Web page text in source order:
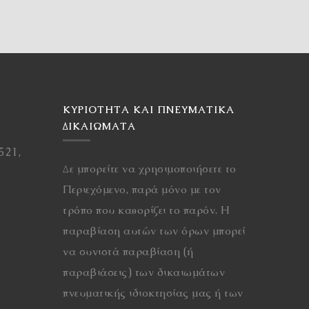
ΚΥΡΙΌΤΗΤΑ ΚΑΙ ΠΝΕΥΜΑΤΙΚΆ
ΔΙΚΑΙΏΜΑΤΑ
Δε μπορείτε να χρησιμοποιήσετε το
Περιεχόμενο, παρά μόνο με τον
τρόπο που καθορίζει το παρόν. Η
παραβίαση αυτών των όρων μπορεί
να συνιστά παραβίαση (ή
παραβιάσεις) των δικαιωμάτων
πνευματικής ιδιοκτησίας μας ή των